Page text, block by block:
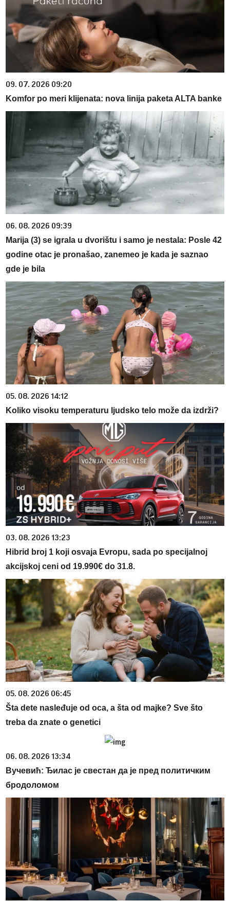
09. 07. 2026 09:20
Komfor po meri klijenata: nova linija paketa ALTA banke
06. 08. 2026 09:39
Marija (3) se igrala u dvorištu i samo je nestala: Posle 42
godine otac je pronašao, zanemeo je kada je saznao
gde je bila
05. 08. 2026 14:12
Koliko visoku temperaturu ljudsko telo može da izdrži?
03. 08. 2026 13:23
Hibrid broj 1 koji osvaja Evropu, sada po specijalnoj
akcijskoj ceni od 19.990€ do 31.8.
05. 08. 2026 06:45
Šta dete nasleđuje od oca, a šta od majke? Sve što
treba da znate o genetici
06. 08. 2026 13:34
Вучевић: Ђилас је свестан да је пред политичким
бродоломом